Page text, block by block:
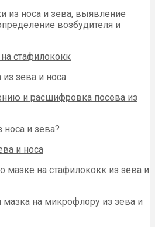
на микрофлору из зева и